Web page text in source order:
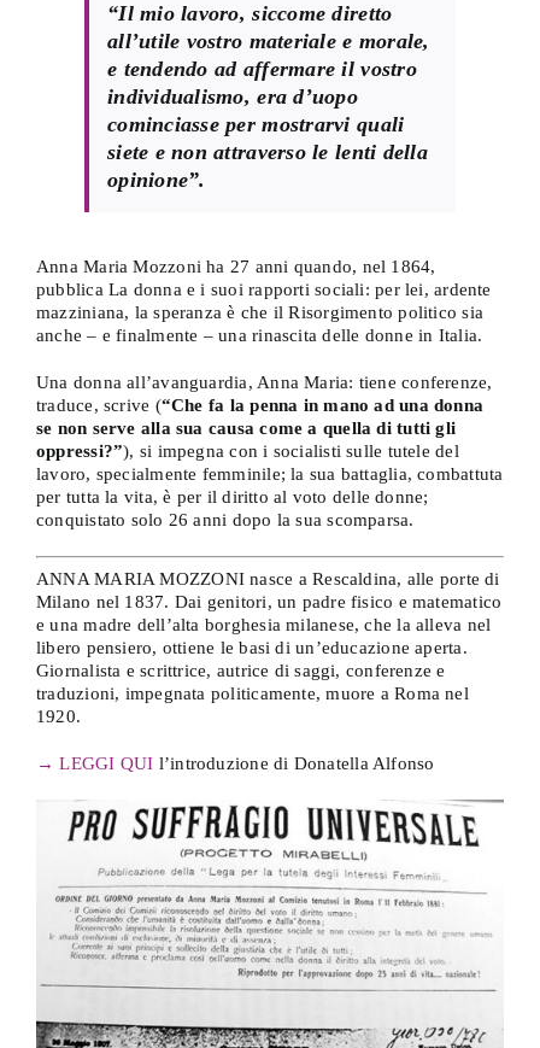
“Il mio lavoro, siccome diretto
all’utile vostro materiale e morale,
e tendendo ad affermare il vostro
individualismo, era d’uopo
cominciasse per mostrarvi quali
siete e non attraverso le lenti della
opinione”.
Anna Maria Mozzoni ha 27 anni quando, nel 1864,
pubblica La donna e i suoi rapporti sociali: per lei, ardente
mazziniana, la speranza è che il Risorgimento politico sia
anche – e finalmente – una rinascita delle donne in Italia.
Una donna all’avanguardia, Anna Maria: tiene conferenze,
traduce, scrive (“Che fa la penna in mano ad una donna
se non serve alla sua causa come a quella di tutti gli
oppressi?”), si impegna con i socialisti sulle tutele del
lavoro, specialmente femminile; la sua battaglia, combattuta
per tutta la vita, è per il diritto al voto delle donne;
conquistato solo 26 anni dopo la sua scomparsa.
ANNA MARIA MOZZONI nasce a Rescaldina, alle porte di
Milano nel 1837. Dai genitori, un padre fisico e matematico
e una madre dell’alta borghesia milanese, che la alleva nel
libero pensiero, ottiene le basi di un’educazione aperta.
Giornalista e scrittrice, autrice di saggi, conferenze e
traduzioni, impegnata politicamente, muore a Roma nel
1920.
→ LEGGI QUI l’introduzione di Donatella Alfonso